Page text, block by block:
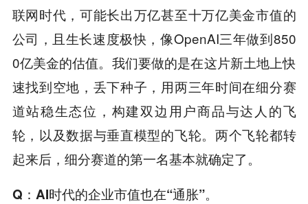
联网时代，可能长出万亿甚至十万亿美金市值的
公司，且生长速度极快，像OpenAI三年做到850
0亿美金的估值。我们要做的是在这片新土地上快
速找到空地，丢下种子，用两三年时间在细分赛
道站稳生态位，构建双边用户商品与达人的飞
轮，以及数据与垂直模型的飞轮。两个飞轮都转
起来后，细分赛道的第一名基本就确定了。
Q ：AI时代的企业市值也在“通胀”。